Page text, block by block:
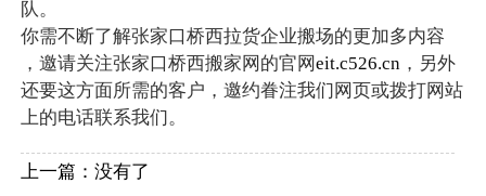
队。
你需不断了解张家口桥西拉货企业搬场的更加多内容
，邀请关注张家口桥西搬家网的官网eit.c526.cn，另外
还要这方面所需的客户，邀约眷注我们网页或拨打网站
上的电话联系我们。
上一篇：没有了